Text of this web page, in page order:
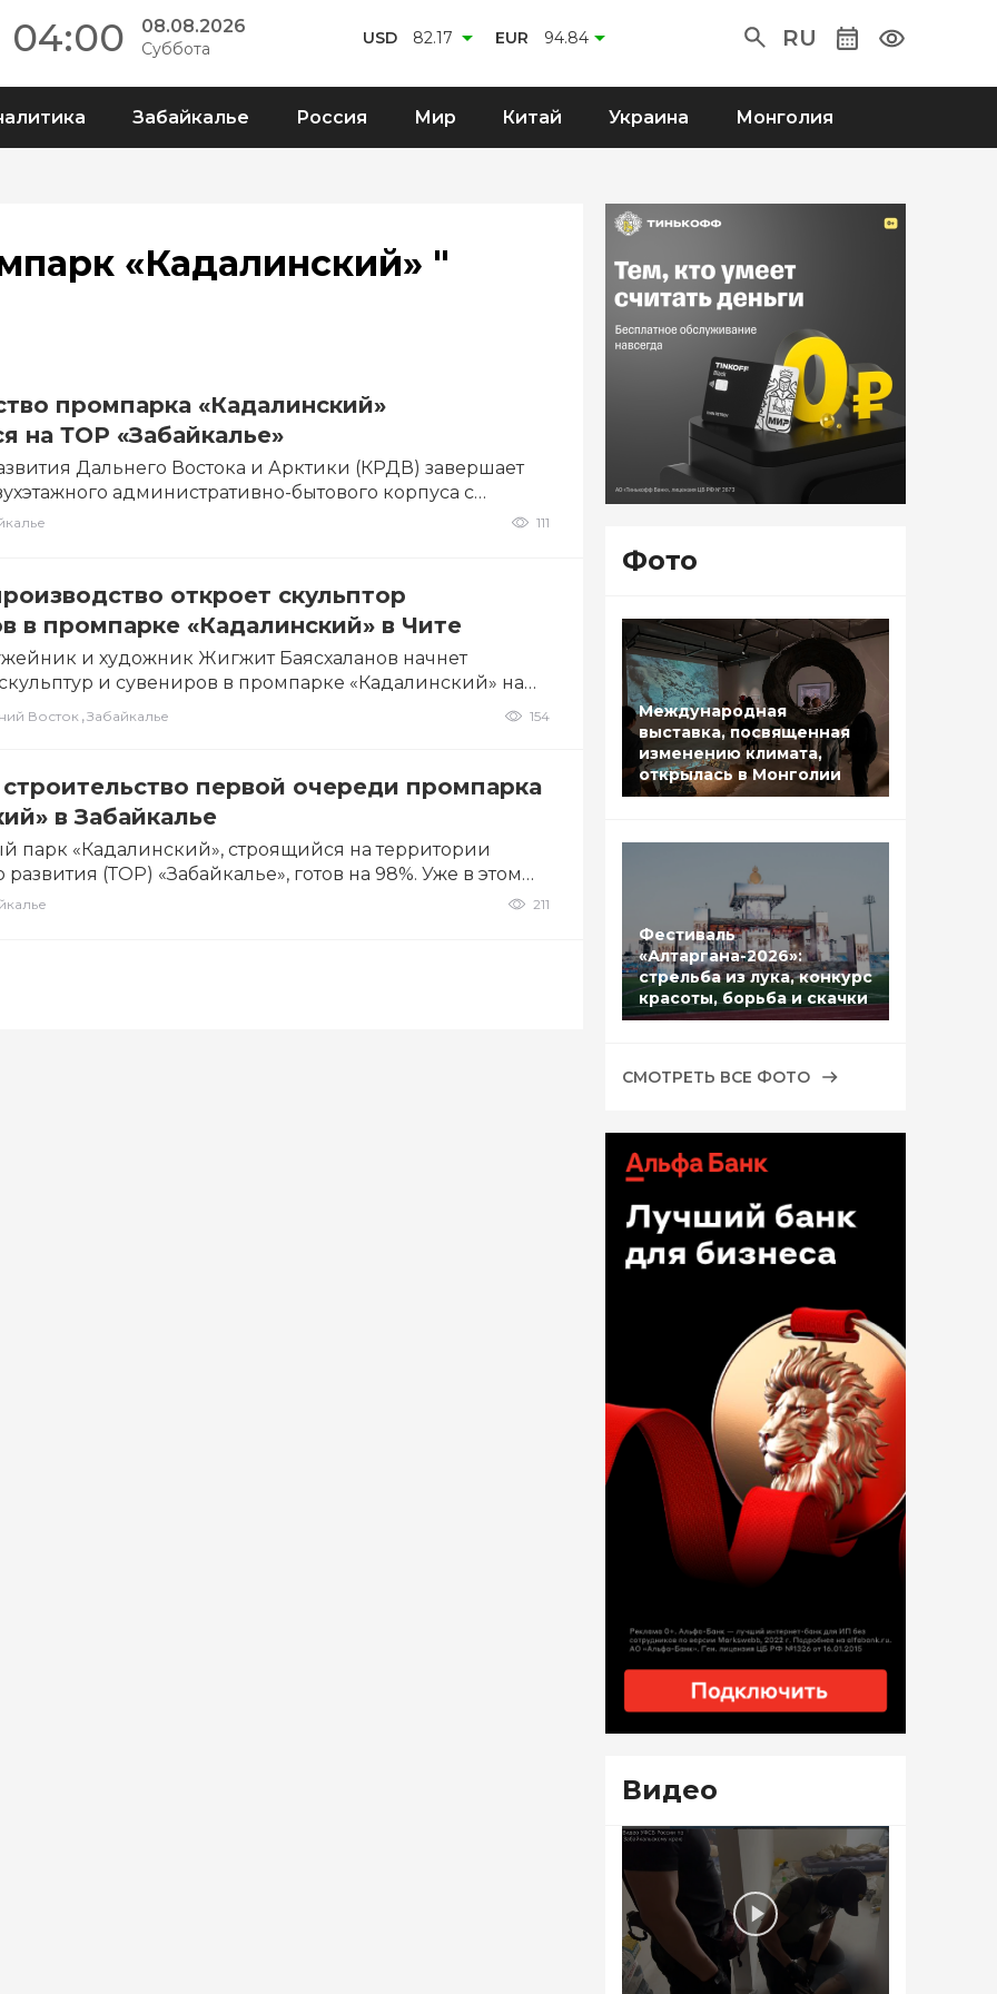
04:00 08.08.2026
Суббота
USD 82.17 EUR 94.84 RU
Забайкалье Россия Мир Китай Украина Монголия
«Кадалинский» "
промпарка «Кадалинский»
на ТОР «Забайкалье»
Дальнего Востока и Арктики (КРДВ) завершает
административно-бытового корпуса с
обработки данных (ЦОД) и…
111
откроет скульптор
в промпарке «Кадалинский» в Чите
и художник Жигжит Баясхаланов начнет
и сувениров в промпарке «Кадалинский» на
Об этом…
Восток ,Забайкалье 154
первой очереди промпарка
в Забайкалье
парк «Кадалинский», строящийся на территории
(ТОР) «Забайкалье», готов на 98%. Уже в этом
211
Фото
Международная
выставка, посвященная
изменению климата,
открылась в Монголии
Фестиваль
«Алтаргана-2026»:
стрельба из лука, конкурс
красоты, борьба и скачки
СМОТРЕТЬ ВСЕ ФОТО
Видео